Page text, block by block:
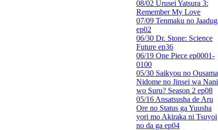
08/02 Urusei Yatsura 3:
Remember My Love
07/09 Tenmaku no
ep02
06/30 Dr. Stone: Science
Future ep36
06/19 One Piece ep0001-
0100
05/30 Saikyou no
Nidome no Jinsei wa Nani
wo Suru? Season 2 ep08
05/16 Ansatsusha de Aru
Ore no Status ga Yuusha
yori mo Akiraka ni Tsuyoi
no da ga ep04